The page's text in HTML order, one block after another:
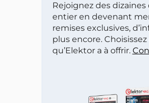
Rejoignez des
entier en devenant
remises exclusives,
plus encore.
qu’Elektor a à offrir.